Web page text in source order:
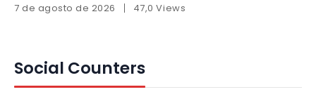
7 de agosto de 2026 47,0 Views
Social Counters